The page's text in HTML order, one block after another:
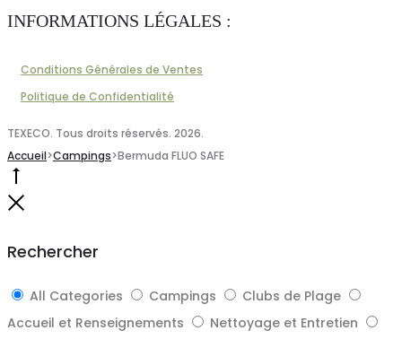
INFORMATIONS LÉGALES :
Conditions Générales de Ventes
Politique de Confidentialité
TEXECO. Tous droits réservés. 2026.
Accueil>Campings>Bermuda FLUO SAFE
Rechercher
All Categories Campings
Clubs de Plage
Accueil et Renseignements
Nettoyage et Entretien